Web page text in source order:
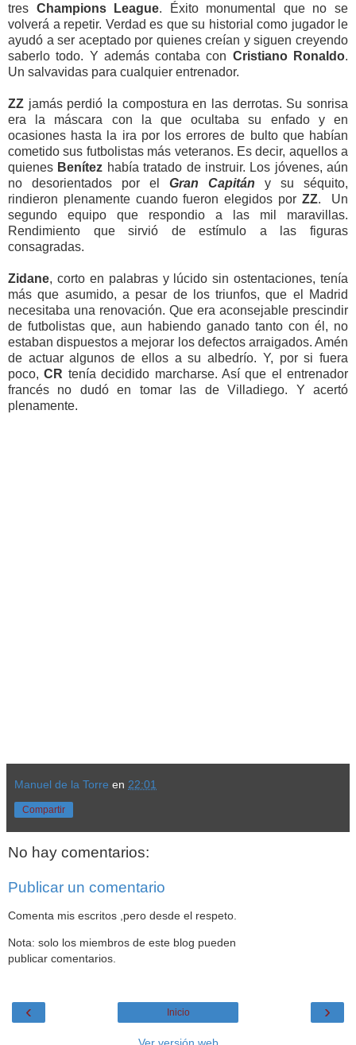
tres Champions League. Éxito monumental que no se
volverá a repetir. Verdad es que su historial como jugador le
ayudó a ser aceptado por quienes creían y siguen creyendo
saberlo todo. Y además contaba con Cristiano Ronaldo.
Un salvavidas para cualquier entrenador.
ZZ jamás perdió la compostura en las derrotas. Su sonrisa
era la máscara con la que ocultaba su enfado y en
ocasiones hasta la ira por los errores de bulto que habían
cometido sus futbolistas más veteranos. Es decir, aquellos a
quienes Benítez había tratado de instruir. Los jóvenes, aún
no desorientados por el Gran Capitán y su séquito,
rindieron plenamente cuando fueron elegidos por ZZ. Un
segundo equipo que respondio a las mil maravillas.
Rendimiento que sirvió de estímulo a las figuras
consagradas.
Zidane, corto en palabras y lúcido sin ostentaciones, tenía
más que asumido, a pesar de los triunfos, que el Madrid
necesitaba una renovación. Que era aconsejable prescindir
de futbolistas que, aun habiendo ganado tanto con él, no
estaban dispuestos a mejorar los defectos arraigados. Amén
de actuar algunos de ellos a su albedrío. Y, por si fuera
poco,CR tenía decidido marcharse. Así que el entrenador
francés no dudó en tomar las de Villadiego. Y acertó
plenamente.
Manuel de la Torre en 22:01
Compartir
No hay comentarios:
Publicar un comentario
Comenta mis escritos ,pero desde el respeto.
Nota: solo los miembros de este blog pueden
publicar comentarios.
‹ ›
Inicio
Ver versión web